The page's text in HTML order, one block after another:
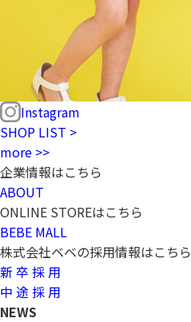
Instagram
SHOP LIST >
more >>
企業情報はこちら
ABOUT
ONLINE STOREはこちら
BEBE MALL
株式会社ベベの採用情報はこちら
新 卒 採 用
中 途 採 用
NEWS